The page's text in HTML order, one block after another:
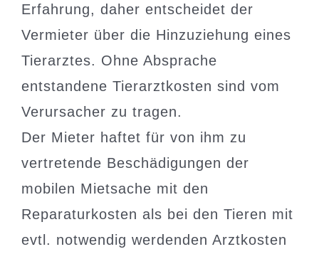
Erfahrung, daher entscheidet der
Vermieter über die Hinzuziehung eines
Tierarztes. Ohne Absprache
entstandene Tierarztkosten sind vom
Verursacher zu tragen.
Der Mieter haftet für von ihm zu
vertretende Beschädigungen der
mobilen Mietsache mit den
Reparaturkosten als bei den Tieren mit
evtl. notwendig werdenden Arztkosten